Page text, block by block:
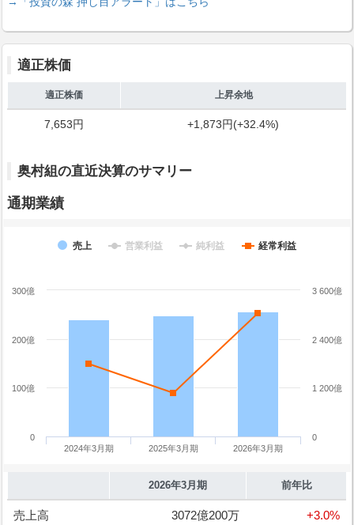
適正株価
適正株価 上昇余地
7,653円 +1,873円(+32.4%)
奥村組の直近決算のサマリー
通期業績
売上 営業利益 純利益 経常利益
2024年3月期 2025年3月期 2026年3月期
0
1 200億
2 400億
3 600億
0
100億
200億
300億
2026年3月期 前年比
売上高 3072億200万 +3.0%